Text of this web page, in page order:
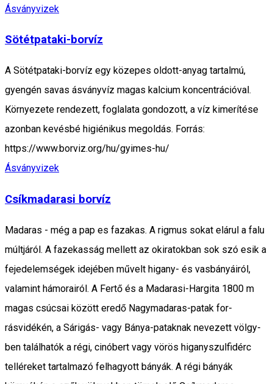
Ásványvizek
Sötétpataki-borvíz
A Sötétpataki-borvíz egy közepes oldott-anyag tartalmú,
gyengén savas ásványvíz magas kalcium koncentrációval.
Környezete rendezett, foglalata gondozott, a víz kimerítése
azonban kevésbé higiénikus megoldás. Forrás:
https://www.borviz.org/hu/gyimes-hu/
Ásványvizek
Csíkmadarasi borvíz
Madaras - még a pap es fazakas. A rigmus sokat elárul a falu
múltjáról. A fazekasság mellett az okiratokban sok szó esik a
fejedelemségek idejében művelt higany- és vasbányá­iról,
valamint hámorairól. A Fertő és a Madarasi-Hargita 1800 m
magas csúcsai között eredő Nagymadaras-patak for­
rásvidékén, a Sárigás- vagy Bánya-pataknak nevezett völgy­
ben találhatók a régi, cinóbert vagy vörös higanyszulfidérc
telléreket tartalmazó felhagyott bányák. A régi bányák